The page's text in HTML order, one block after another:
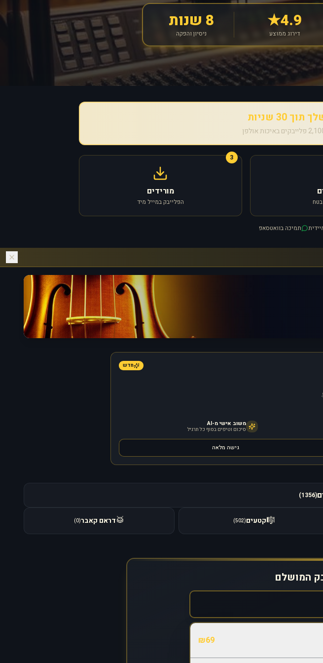
4.9★
דירוג ממוצע
8 שנות
ניסיון והפקה
שניות
3
מורידים
הפלייבק במייל מיד
תמיכה בוואטסאפ
חדש
משוב אישי מ-AI
סיכום וטיפים בסוף כל תרגיל
גישה מלאה
(
1356
)
🎼קטעים(
502
)
🥁דראם קאבר(
0
)
המושלם
₪69